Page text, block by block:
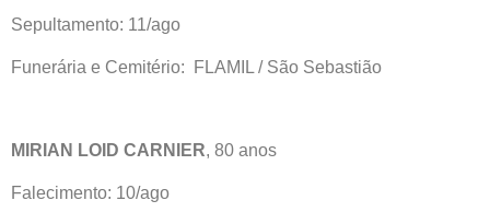
Sepultamento: 11/ago
Funerária e Cemitério: FLAMIL / São Sebastião
MIRIAN LOID CARNIER, 80 anos
Falecimento: 10/ago